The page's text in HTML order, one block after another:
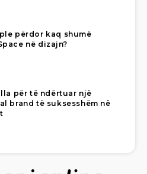
përdor kaq shumë
në dizajn?
për të ndërtuar një
brand të suksesshëm në